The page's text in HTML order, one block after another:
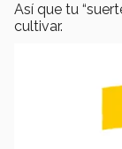
Así que tu
cultivar.